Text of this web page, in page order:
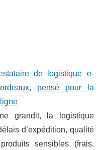
de logistique e-
pensé pour la
grandit, la logistique
d’expédition, qualité
sensibles (frais,